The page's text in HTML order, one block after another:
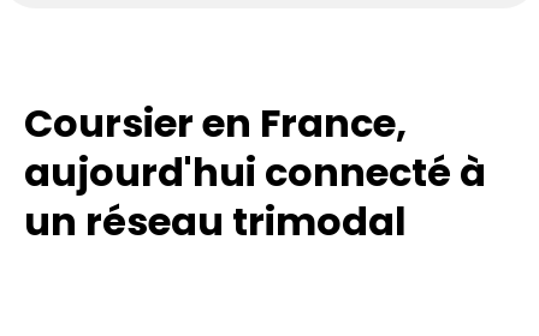
Coursier en France,
aujourd'hui connecté à
un réseau trimodal